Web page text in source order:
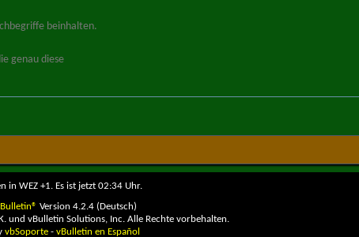
beinhalten.
genau diese
in WEZ +1. Es ist jetzt 02:34Uhr.
Version 4.2.4 (Deutsch)
und vBulletin Solutions, Inc. Alle Rechte vorbehalten.
vbSoporte- vBulletin en Español